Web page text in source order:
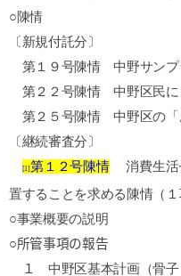
○陳情
〔新規付託分〕
第１９号陳情 中野サンプ
第２２号陳情 中野区民に
第２５号陳情 中野区の「
〔継続審査分〕
[1]第１２号陳情消費生活
置することを求める陳情（
○事業概要の説明
○所管事項の報告
１ 中野区基本計画（骨